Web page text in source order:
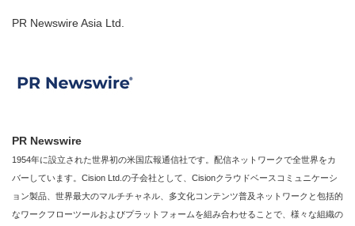
PR Newswire Asia Ltd.
PR Newswire
1954年に設立された世界初の米国広報通信社です。配信ネットワークで全世界をカ
バーしています。Cision Ltd.の子会社として、Cisionクラウドベースコミュニケーシ
ョン製品、世界最大のマルチチャネル、多文化コンテンツ普及ネットワークと包括的
なワークフローツールおよびプラットフォームを組み合わせることで、様々な組織の